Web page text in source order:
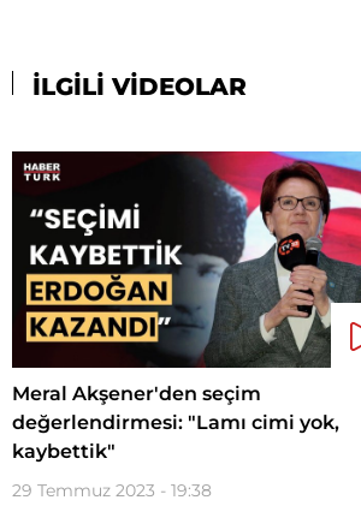
İLGİLİ VİDEOLAR
Meral Akşener'den seçim
değerlendirmesi: "Lamı cimi yok,
kaybettik"
29 Temmuz 2023 - 19:38